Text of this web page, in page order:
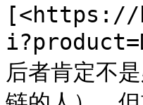
[<https://
后者肯定不